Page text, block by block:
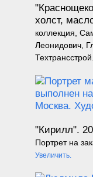
холст,
коллекция,
Леонидович,
Техтрансстрой.
"Кирилл".
Портрет на
Увеличить.